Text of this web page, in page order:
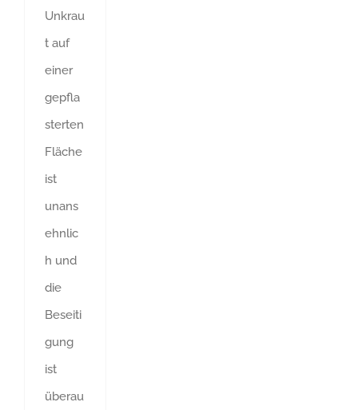
Unkrau
t auf
einer
gepfla
sterten
Fläche
ist
unans
ehnlic
h und
die
Beseiti
gung
ist
überau